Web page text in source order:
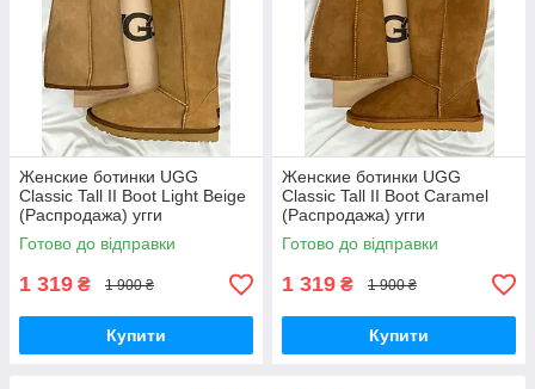
Женские ботинки UGG
Classic Tall II Boot Light Beige
(Распродажа) угги
Готово до відправки
1 319 ₴ 1 900 ₴
Купити
Женские ботинки UGG
Classic Tall II Boot Caramel
(Распродажа) угги
Готово до відправки
1 319 ₴ 1 900 ₴
Купити